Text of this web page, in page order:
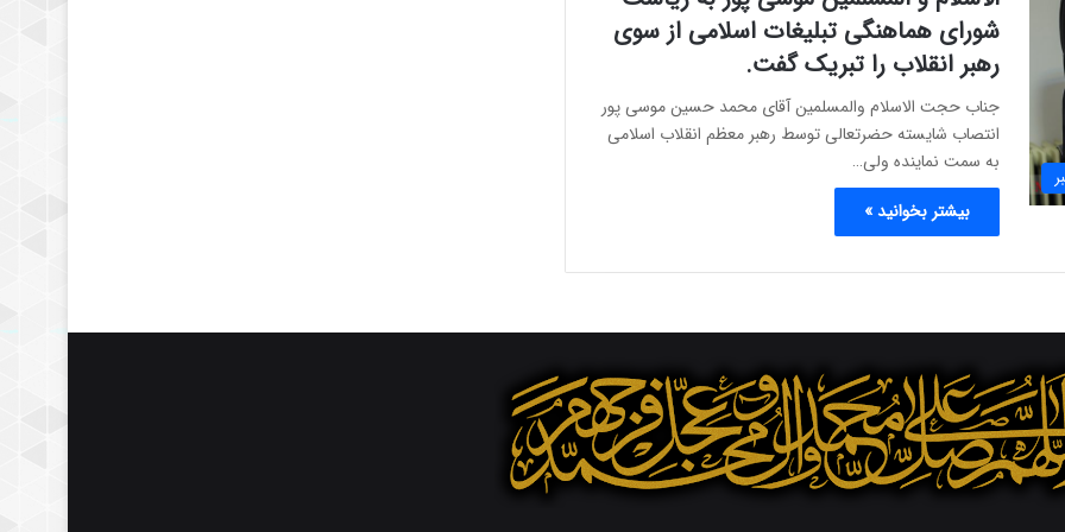
شورای هماهنگی تبلیغات اسلامی از سوی
رهبر انقلاب را تبریک گفت.
جناب حجت الاسلام والمسلمین آقای محمد حسین موسی پور
انتصاب شایسته حضرتعالی توسط رهبر معظم انقلاب اسلامی
به سمت نماینده ولی…
بیشتر بخوانید »